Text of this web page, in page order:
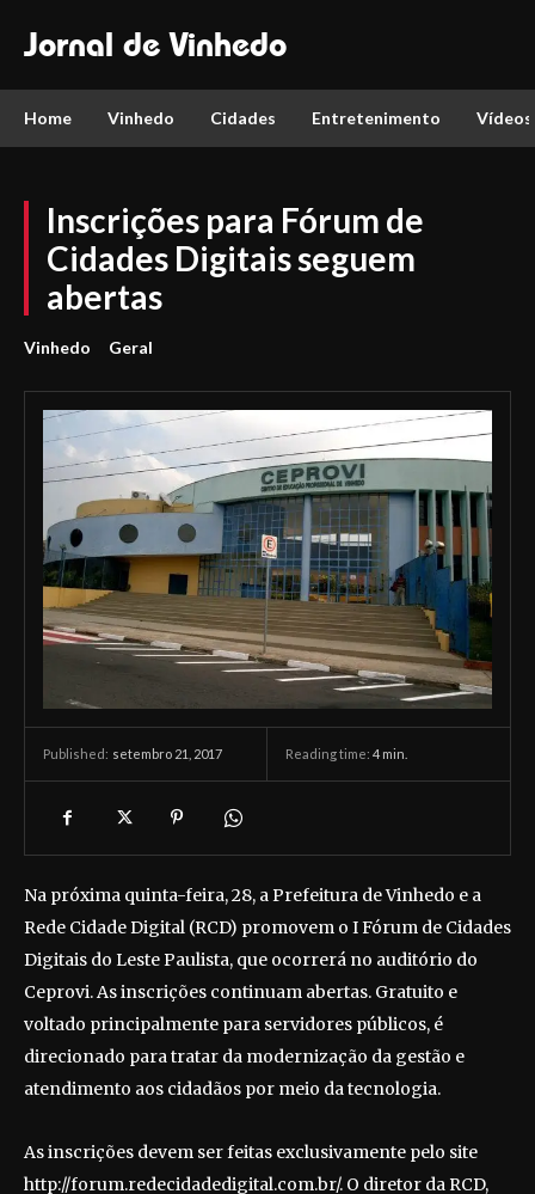
Jornal de Vinhedo
Home Vinhedo Cidades Entretenimento Vídeos
Inscrições para Fórum de
Cidades Digitais seguem
abertas
Vinhedo Geral
Published: setembro 21, 2017 Reading time: 4 min.
Na próxima quinta-feira, 28, a Prefeitura de Vinhedo e a
Rede Cidade Digital (RCD) promovem o I Fórum de Cidades
Digitais do Leste Paulista, que ocorrerá no auditório do
Ceprovi. As inscrições continuam abertas. Gratuito e
voltado principalmente para servidores públicos, é
direcionado para tratar da modernização da gestão e
atendimento aos cidadãos por meio da tecnologia.
As inscrições devem ser feitas exclusivamente pelo site
http://forum.redecidadedigital.com.br/. O diretor da RCD,